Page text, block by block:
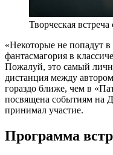
Творческая
«Некоторые не попадут
фантасмагория в
Пожалуй, это самый
дистанция между
гораздо ближе, чем в
посвящена событиям на
принимал участие.
Программа